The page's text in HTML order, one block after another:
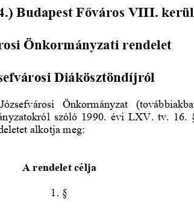
.) Budapest Főváros VIII.
i Önkormányzati rendelet
Diákösztöndíjról
Önkormányzat
szóló 1990. évi LXV. tv. 16.
alkotja meg:
A rendelet célja
1. §